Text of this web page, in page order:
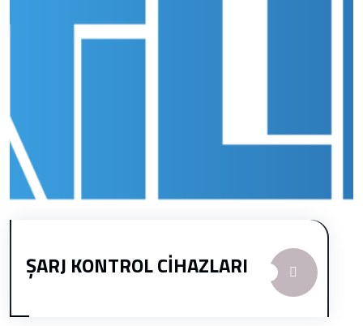
ŞARJ KONTROL CİHAZLARI